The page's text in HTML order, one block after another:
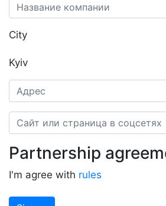
City
Kyiv
Partnership
I'm agree with rules